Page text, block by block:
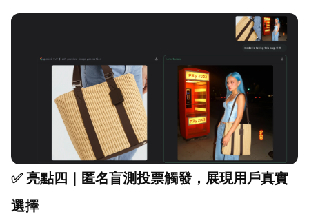
✅ 亮點四｜匿名盲測投票觸發，展現用戶真實
選擇